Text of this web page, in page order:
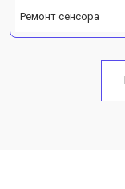
Ремонт сенсора